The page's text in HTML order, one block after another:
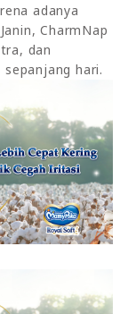
adanya
CharmNap
dan
hari.